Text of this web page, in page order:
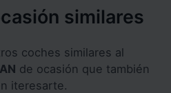
similares
coches similares al
de ocasión que también
iteresarte.